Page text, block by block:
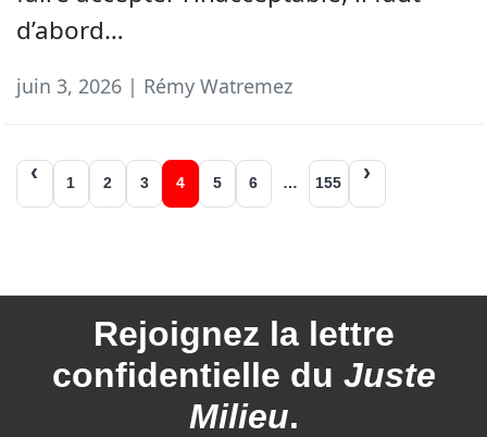
d’abord…
juin 3, 2026 | Rémy Watremez
Navigation
des
1 2 3 4 5 6 … 155
Rejoignez la lettre
confidentielle du Juste
Milieu.